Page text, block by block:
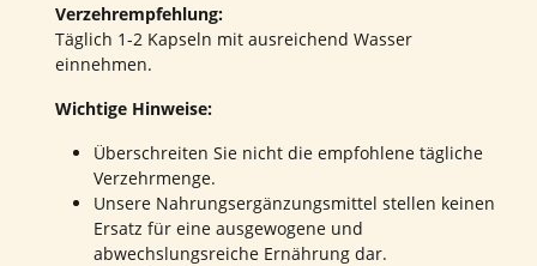
Verzehrempfehlung:
Täglich 1-2 Kapseln mit ausreichend Wasser
einnehmen.
Wichtige Hinweise:
Überschreiten Sie nicht die empfohlene tägliche
Verzehrmenge.
Unsere Nahrungsergänzungsmittel stellen keinen
Ersatz für eine ausgewogene und
abwechslungsreiche Ernährung dar.